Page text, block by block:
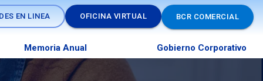
Memoria Anual Gobierno Corporativo
EN LINEA OFICINA VIRTUAL BCR COMERCIAL